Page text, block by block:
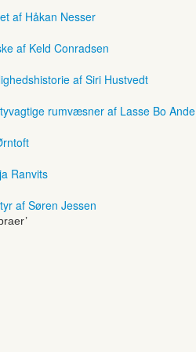
af Håkan Nesser
af Keld Conradsen
af Siri Hustvedt
rumvæsner af Lasse Bo
Ranvits
af Søren Jessen